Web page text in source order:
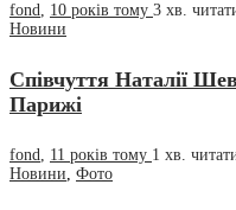
fond, 10 років тому 3 хв.
Новини
Співчуття Наталії
Парижі
fond 11 років тому 1 хв.
Новини Фото